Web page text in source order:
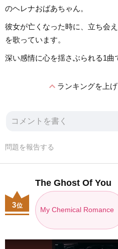
のヘレナおばあちゃん。
彼女が亡くなった時に、立ち会
を歌っています。
深い感情に心を揺さぶられる1曲
expand_lessランキングを上
問題を報告する
The Ghost Of You
My Chemical Romance
3位